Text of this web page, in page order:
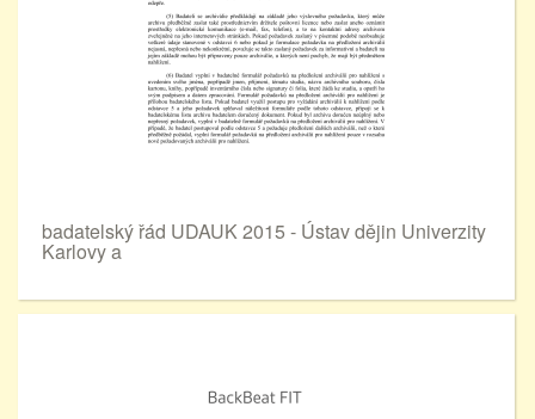
badatelský řád UDAUK 2015 - Ústav dějin Univerzity
Karlovy a